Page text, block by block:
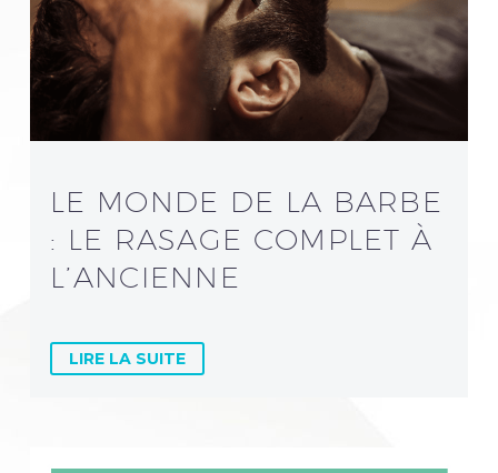
LE MONDE DE LA BARBE
: LE RASAGE COMPLET À
L’ANCIENNE
LIRE LA SUITE